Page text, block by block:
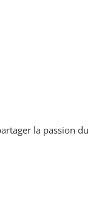
la passion du